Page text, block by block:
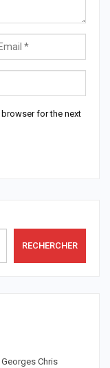
for the next
RECHERCHER
Chris